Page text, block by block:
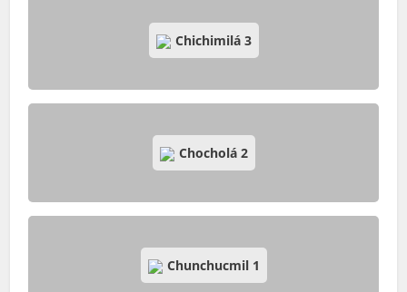
Chichimilá 3
Chocholá 2
Chunchucmil 1